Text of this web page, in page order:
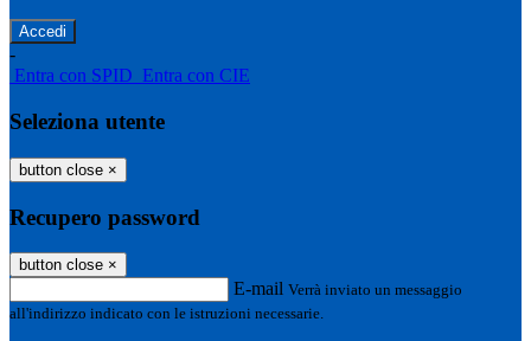
-
Entra con SPID Entra con CIE
Seleziona utente
button close ×
Recupero password
button close ×
E-mail Verrà inviato un messaggio
all'indirizzo indicato con le istruzioni necessarie.